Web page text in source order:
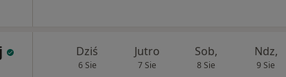
Dziś
6 Sie
Jutro
7 Sie
Sob,
8 Sie
Ndz,
9 Sie